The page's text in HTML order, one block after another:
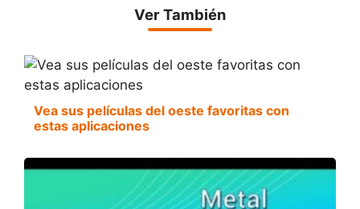
Ver También
Vea sus películas del oeste favoritas con
estas aplicaciones